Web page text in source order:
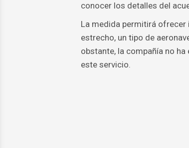
conocer los detalles del
La medida permitirá ofrecer
estrecho, un tipo de
obstante, la compañía no
este servicio.